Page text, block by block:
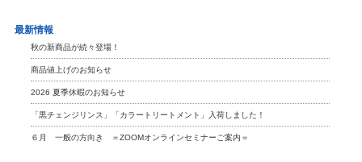
最新情報
秋の新商品が続々登場！
商品値上げのお知らせ
2026 夏季休暇のお知らせ
「黒チェンジリンス」「カラートリートメント」入荷しました！
６月 一般の方向き ＝ZOOMオンラインセミナーご案内＝